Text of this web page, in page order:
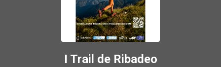
I Trail de Ribadeo